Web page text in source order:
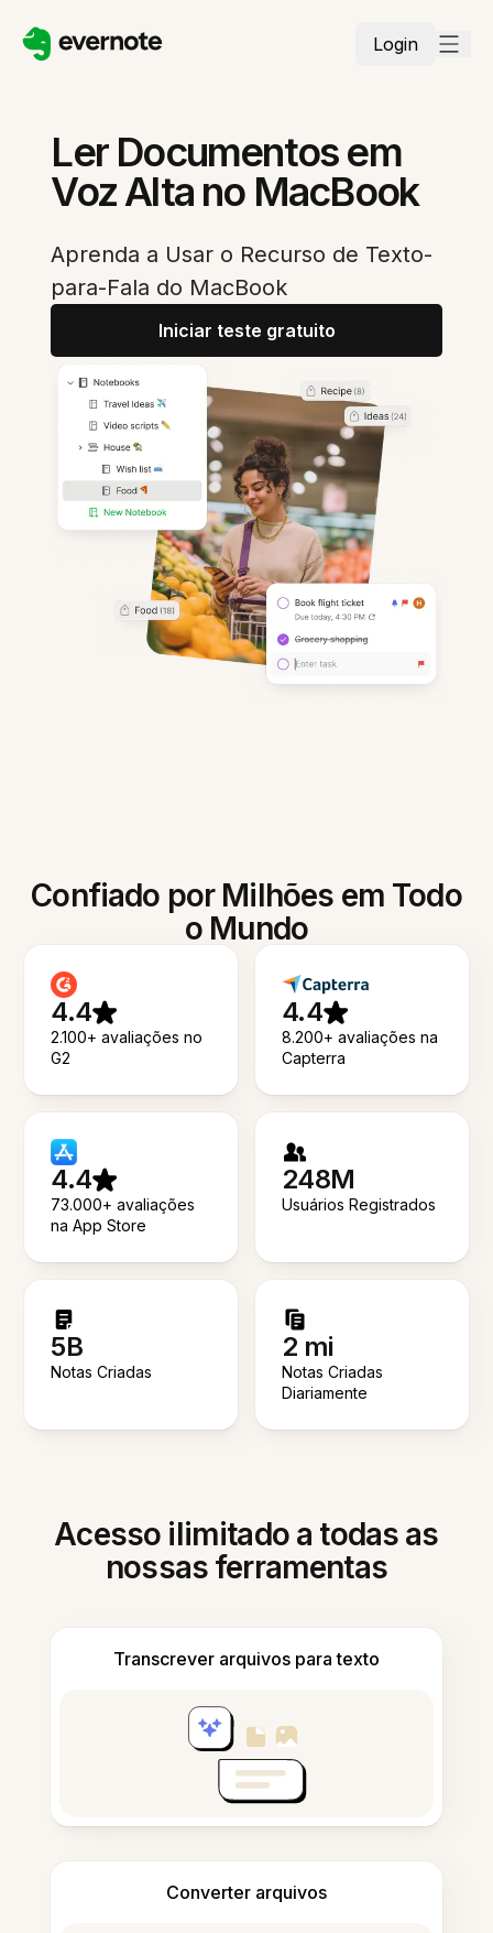
Login
Ler Documentos em
Voz Alta no MacBook
Aprenda a Usar o Recurso de Texto-
para-Fala do MacBook
Iniciar teste gratuito
Confiado por Milhões em Todo
o Mundo
4.4
2.100+ avaliações no
G2
4.4
8.200+ avaliações na
Capterra
4.4
73.000+ avaliações
na App Store
248M
Usuários Registrados
5B
Notas Criadas
2 mi
Notas Criadas
Diariamente
Acesso ilimitado a todas as
nossas ferramentas
Transcrever arquivos para texto
Converter arquivos